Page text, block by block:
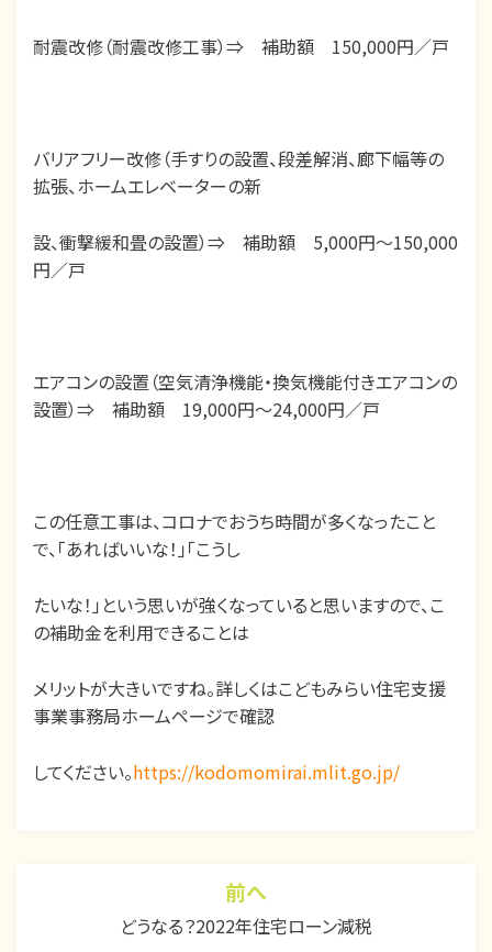
耐震改修（耐震改修工事）⇒ 補助額 150,000円／戸
バリアフリー改修（手すりの設置、段差解消、廊下幅等の
拡張、ホームエレベーターの新
設、衝撃緩和畳の設置）⇒ 補助額 5,000円～150,000
円／戸
エアコンの設置（空気清浄機能・換気機能付きエアコンの
設置）⇒ 補助額 19,000円～24,000円／戸
この任意工事は、コロナでおうち時間が多くなったこと
で、「あればいいな！」「こうし
たいな！」という思いが強くなっていると思いますので、こ
の補助金を利用できることは
メリットが大きいですね。詳しくはこどもみらい住宅支援
事業事務局ホームページで確認
してください。https://kodomomirai.mlit.go.jp/
前へ
どうなる？2022年住宅ローン減税